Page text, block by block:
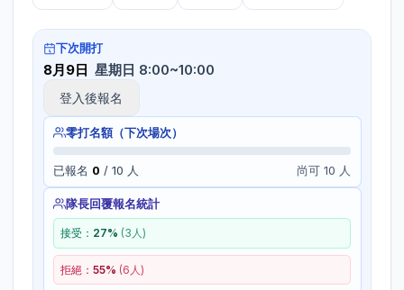
下次開打
8月9日 星期日 8:00~10:00
登入後報名
零打名額（下次場次）
已報名 0 / 10 人 尚可 10 人
隊長回覆報名統計
接受： 27% (3 人)
拒絕： 55% (6 人)